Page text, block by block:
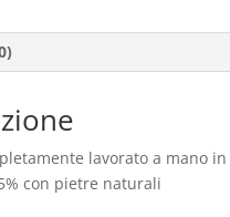
lavorato a mano in
con pietre naturali